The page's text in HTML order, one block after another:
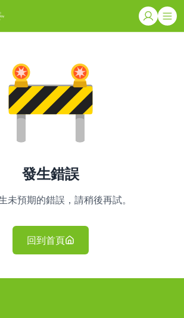
發生錯誤
未預期的錯誤，請稍後再試。
回到首頁